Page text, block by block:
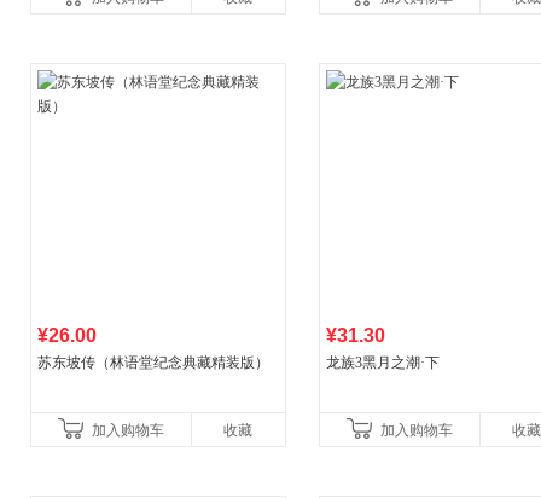
¥26.00
苏东坡传（林语堂纪念典藏精装版）
加入购物车 收藏
¥31.30
龙族3黑月之潮·下
加入购物车 收藏